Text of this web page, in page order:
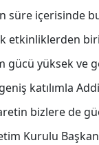
süre içerisinde
etkinliklerden
gücü yüksek ve
katılımla
bizlere de
Kurulu